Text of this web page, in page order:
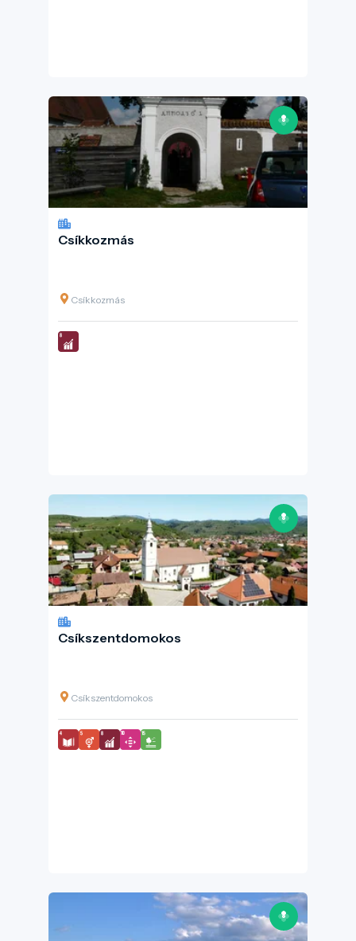
Csíkkozmás
Csíkkozmás
Csíkszentdomokos
Csíkszentdomokos